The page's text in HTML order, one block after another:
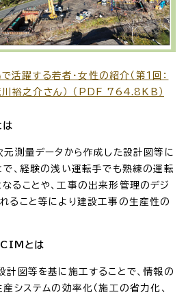
活躍する若者・女性の紹介（第1回：
裕之介さん） （PDF 764.8KB）
は
元測量データから作成した設計図等に
で、経験の浅い運転手でも熟練の運転
ることや、工事の出来形管理のデジ
ること等により建設工事の生産性の
とは
計図等を基に施工することで、情報の
システムの効率化（施工の省力化、